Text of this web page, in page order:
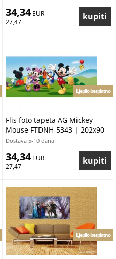
34,34 EUR
27,47
Flis foto tapeta AG Mickey
Mouse FTDNH-5343 | 202x90
cm
Ljepilo besplatno
Dostava 5-10 dana
34,34 EUR
27,47
Ljepilo besplatno